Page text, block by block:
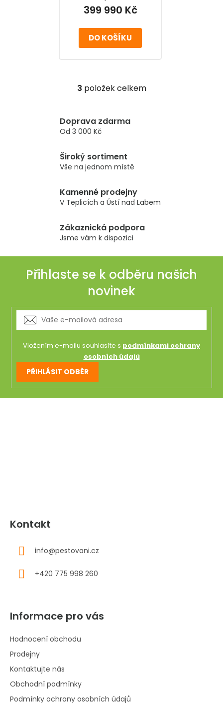
DO KOŠÍKU
399 990 Kč
O
á
c
í
r
v
y
v
ý
p
i
s
u
3 položek celkem
Doprava zdarma
Od 3 000 Kč
Široký sortiment
Vše na jednom místě
Kamenné prodejny
V Teplicích a Ústí nad Labem
Zákaznická podpora
Jsme vám k dispozici
Přihlaste se k odběru našich
novinek
Vložením e-mailu souhlasíte s podmínkami ochrany
osobních údajů
PŘIHLÁSIT ODBĚR
Z
Kontakt
info@pestovani.cz
+420 775 998 260
Informace pro vás
Hodnocení obchodu
Prodejny
Kontaktujte nás
Obchodní podmínky
Podmínky ochrany osobních údajů